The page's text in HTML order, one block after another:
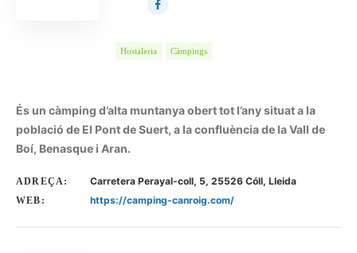
Hostaleria Càmpings
És un càmping d’alta muntanya obert tot l’any situat a la
població de El Pont de Suert, a la confluència de la Vall de
Boí, Benasque i Aran.
ADREÇA: Carretera Perayal-coll, 5, 25526 Cóll, Lleida
WEB: https://camping-canroig.com/